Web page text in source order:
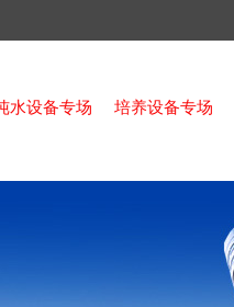
水设备专场 培养设备专场